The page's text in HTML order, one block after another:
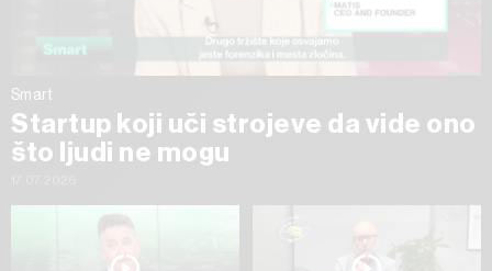
Smart
Startup koji uči strojeve da vide ono
što ljudi ne mogu